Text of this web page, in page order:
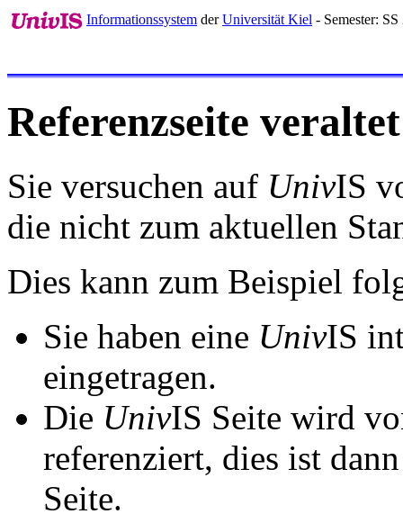
Informationssystem derUniversität Kiel - Semester: SS
Referenzseite veraltet
Sie versuchen auf UnivIS
die nicht zum aktuellen
Dies kann zum Beispiel
Sie haben eine UnivIS
eingetragen.
Die UnivIS Seite wird
referenziert, dies ist
Seite.